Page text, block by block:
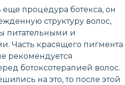
процедура ботекса, он
структуру волос,
питательными и
Часть красящего пигмента
рекомендуется
ботоксотерапией волос.
на это, то после этой